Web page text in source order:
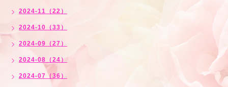
2024-11（22）
2024-10（33）
2024-09（27）
2024-08（24）
2024-07（36）